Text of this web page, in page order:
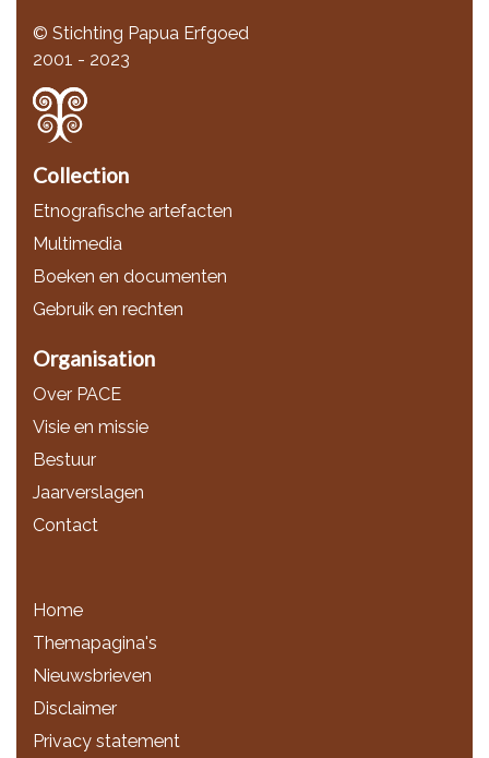
© Stichting Papua Erfgoed
2001 - 2023
Collection
Etnografische artefacten
Multimedia
Boeken en documenten
Gebruik en rechten
Organisation
Over PACE
Visie en missie
Bestuur
Jaarverslagen
Contact
Home
Themapagina's
Nieuwsbrieven
Disclaimer
Privacy statement